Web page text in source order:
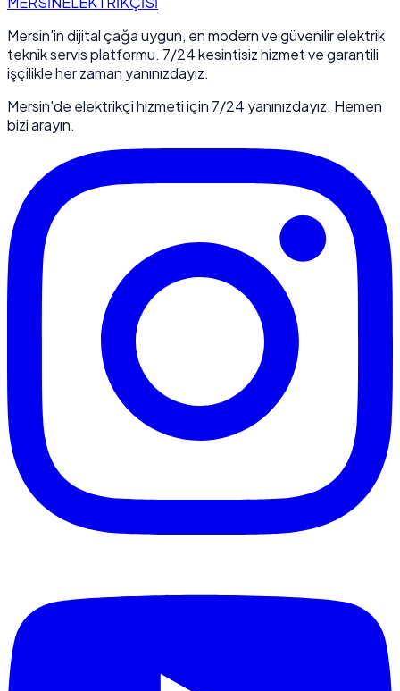
Mersin'in dijital çağa uygun, en modern ve güvenilir elektrik
teknik servis platformu. 7/24 kesintisiz hizmet ve garantili
işçilikle her zaman yanınızdayız.
Mersin'de elektrikçi hizmeti için 7/24 yanınızdayız. Hemen
bizi arayın.